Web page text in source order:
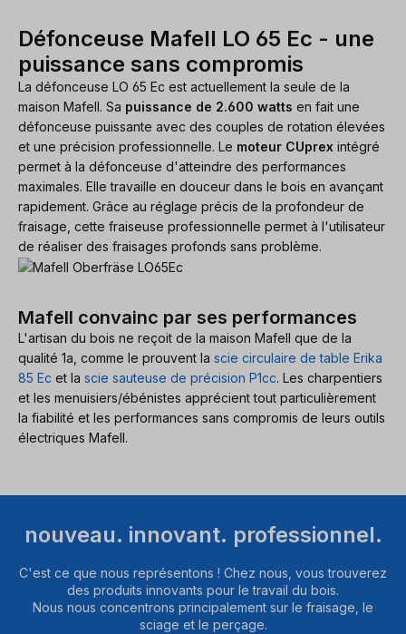
Défonceuse Mafell LO 65 Ec - une
puissance sans compromis
La défonceuse LO 65 Ec est actuellement la seule de la
maison Mafell. Sa puissance de 2.600 watts en fait une
défonceuse puissante avec des couples de rotation élevées
et une précision professionnelle. Le moteur CUprex intégré
permet à la défonceuse d'atteindre des performances
maximales. Elle travaille en douceur dans le bois en avançant
rapidement. Grâce au réglage précis de la profondeur de
fraisage, cette fraiseuse professionnelle permet à l'utilisateur
de réaliser des fraisages profonds sans problème.
Mafell convainc par ses performances
L'artisan du bois ne reçoit de la maison Mafell que de la
qualité 1a, comme le prouvent la scie circulaire de table Erika
85 Ec et la scie sauteuse de précision P1cc. Les charpentiers
et les menuisiers/ébénistes apprécient tout particulièrement
la fiabilité et les performances sans compromis de leurs outils
électriques Mafell.
nouveau. innovant. professionnel.
C'est ce que nous représentons ! Chez nous, vous trouverez
des produits innovants pour le travail du bois.
Nous nous concentrons principalement sur le fraisage, le
sciage et le perçage.